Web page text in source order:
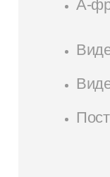
А-